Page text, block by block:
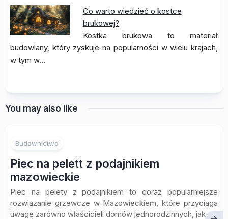
Co warto wiedzieć o kostce
brukowej?
Kostka brukowa to materiał
budowlany, który zyskuje na popularności w wielu krajach,
w tym w…
You may also like
Budownictwo
Piec na pelett z podajnikiem
mazowieckie
Piec na pelety z podajnikiem to coraz popularniejsze
rozwiązanie grzewcze w Mazowieckiem, które przyciąga
uwagę zarówno właścicieli domów jednorodzinnych, jak...